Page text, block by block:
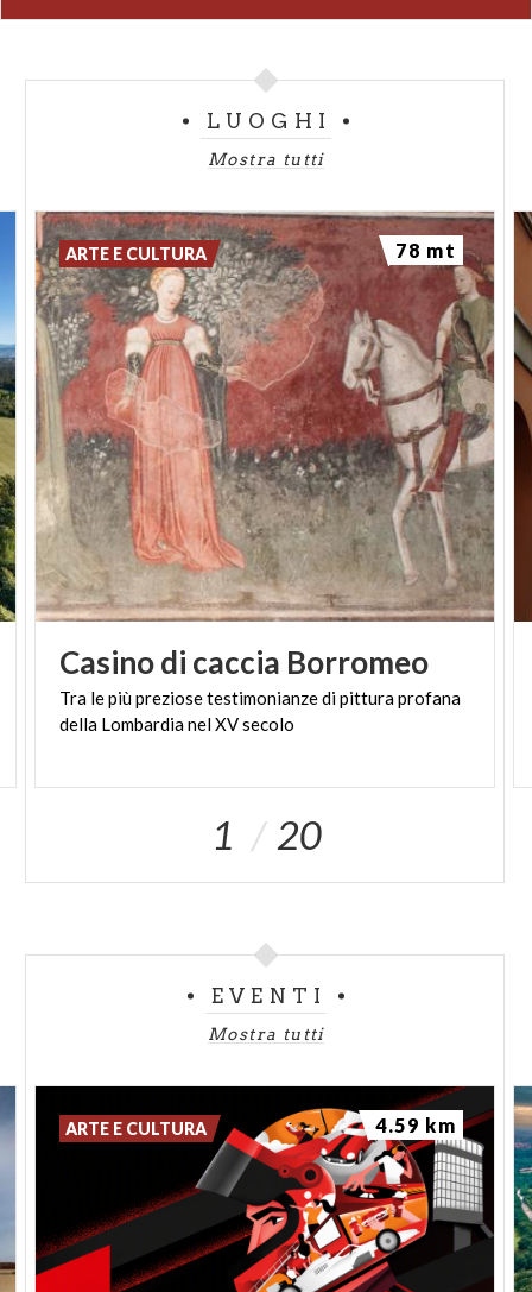
LUOGHI
Mostra tutti
Casinodi caccia Borromeo
Tra lepiùpreziosetestimonianzedipitturaprofana
della LombardianelXVsecolo
ARTE E CULTURA 78 mt
1 20
EVENTI
Mostra tutti
ARTE E CULTURA 4.59 km